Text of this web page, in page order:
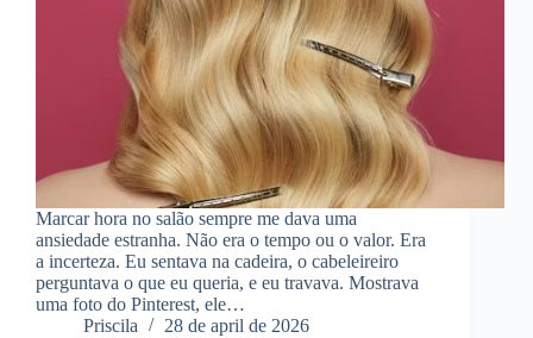
Marcar hora no salão sempre me dava uma
ansiedade estranha. Não era o tempo ou o valor. Era
a incerteza. Eu sentava na cadeira, o cabeleireiro
perguntava o que eu queria, e eu travava. Mostrava
uma foto do Pinterest, ele…
Priscila
28 de april de 2026